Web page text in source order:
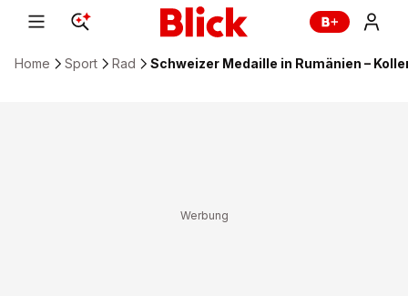
Home Sport Rad Schweizer Medaille in Rumänien –